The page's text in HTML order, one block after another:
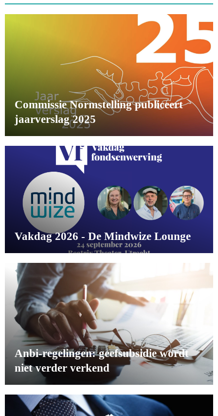
Commissie Normstelling publiceert
jaarverslag 2025
Vakdag 2026 - De Mindwize Lounge
Anbi-regelingen: geefsubsidie wordt
niet verder verkend